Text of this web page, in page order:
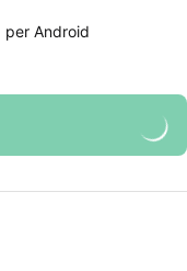
per Android